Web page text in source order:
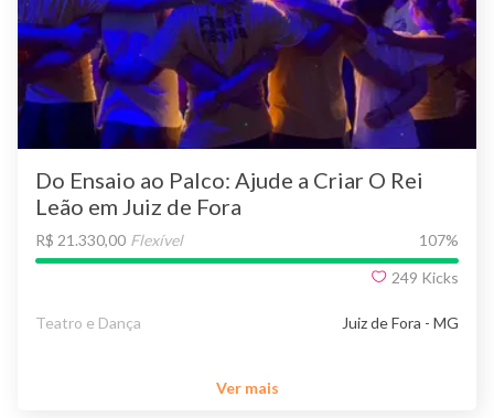
Do Ensaio ao Palco: Ajude a Criar O Rei
Leão em Juiz de Fora
R$ 21.330,00 Flexível 107%
249 Kicks
Teatro e Dança Juiz de Fora - MG
Ver mais